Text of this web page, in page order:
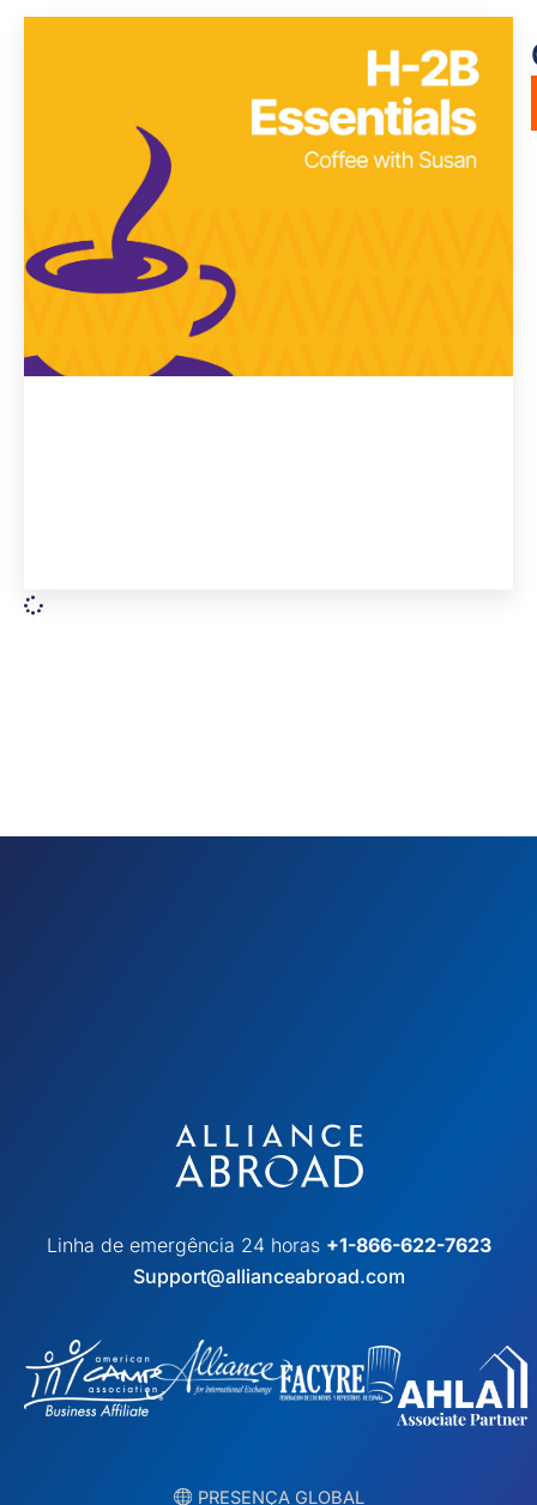
Linha de emergência 24 horas +1-866-622-7623
Support@allianceabroad.com
︎ PRESENÇA GLOBAL